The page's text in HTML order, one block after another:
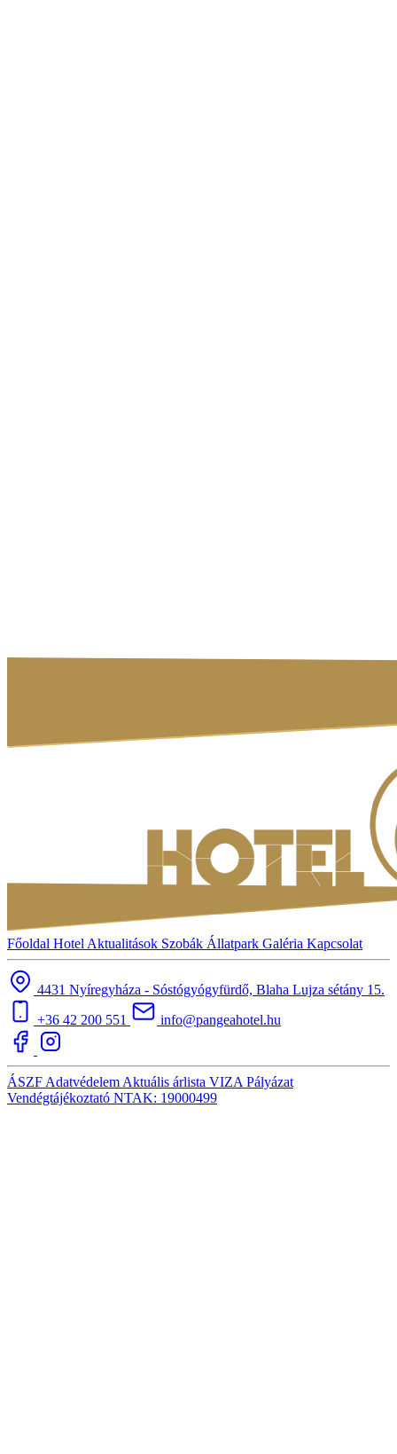
Főoldal Hotel Aktualitások Szobák Állatpark Galéria Kapcsolat
4431 Nyíregyháza - Sóstógyógyfürdő, Blaha Lujza sétány 15.
+36 42 200 551
info@pangeahotel.hu
ÁSZF Adatvédelem Aktuális árlista VIZA Pályázat
Vendégtájékoztató NTAK: 19000499